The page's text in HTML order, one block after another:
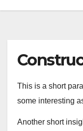
This is a short
some interesting
Another short